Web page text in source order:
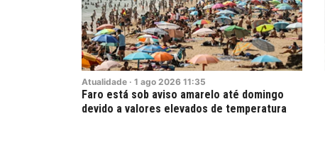
Atualidade · 1 ago 2026 11:35
Faro está sob aviso amarelo até domingo
devido a valores elevados de temperatura